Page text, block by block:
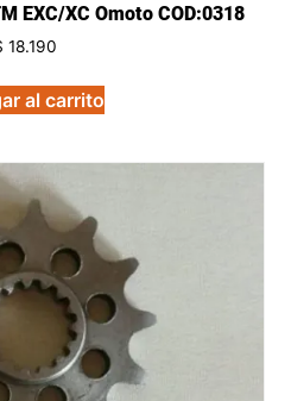
EXC/XC Omoto COD:0318
18.190
al carrito